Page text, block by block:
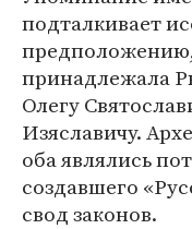
подталкивает
принадлежала
Олегу
Изяславичу.
оба являлись
создавшего
свод законов.